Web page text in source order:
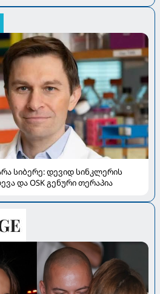
სიბერე: დევიდ სინკლერის
და OSK გენური თერაპია